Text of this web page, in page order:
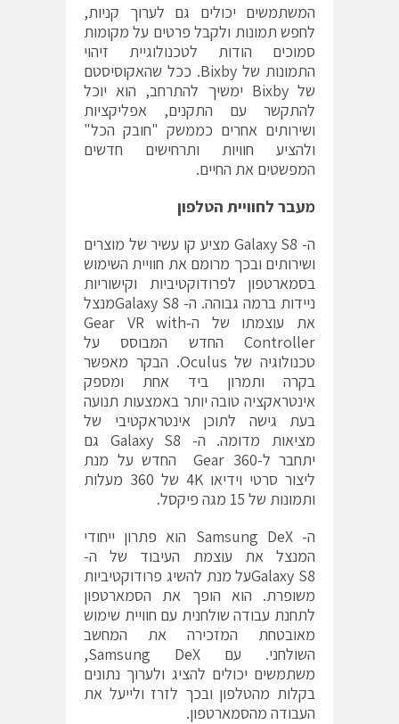
המשתמשים יכולים גם לערוך קניות,
לחפש תמונות ולקבל פרטים על מקומות
סמוכים הודות לטכנולוגיית זיהוי
התמונות של Bixby. ככל שהאקוסיסטם
של Bixby ימשיך להתרחב, הוא יוכל
להתקשר עם התקנים, אפליקציות
ושירותים אחרים כממשק "חובק הכל"
ולהציע חוויות ותרחישים חדשים
המפשטים את החיים.
מעבר לחוויית הטלפון
ה- Galaxy S8 מציע קו עשיר של מוצרים
ושירותים ובכך מרומם את חוויית השימוש
בסמארטפון לפרודוקטיביות וקישוריות
ניידות ברמה גבוהה. ה- Galaxy S8מנצל
את עוצמתו של ה-Gear VR with
Controller החדש המבוסס על
טכנולוגיה של Oculus. הבקר מאפשר
בקרה ותמרון ביד אחת ומספק
אינטראקציה טובה יותר באמצעות תנועה
בעת גישה לתוכן אינטראקטיבי של
מציאות מדומה. ה- Galaxy S8 גם
יתחבר ל-Gear 360 החדש על מנת
ליצור סרטי וידיאו 4K של 360 מעלות
ותמונות של 15 מגה פיקסל.
ה- Samsung DeX הוא פתרון ייחודי
המנצל את עוצמת העיבוד של ה-
Galaxy S8על מנת להשיג פרודוקטיביות
משופרת. הוא הופך את הסמארטפון
לתחנת עבודה שולחנית עם חוויית שימוש
מאובטחת המזכירה את המחשב
השולחני. עם Samsung DeX,
משתמשים יכולים להציג ולערוך נתונים
בקלות מהטלפון ובכך לזרז ולייעל את
העבודה מהסמארטפון.